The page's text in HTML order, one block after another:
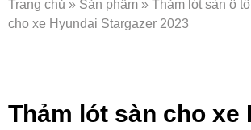
Trang chủ » Sản phẩm » Thảm lót sàn ô tô
cho xe Hyundai Stargazer 2023
Thảm lót sàn cho xe